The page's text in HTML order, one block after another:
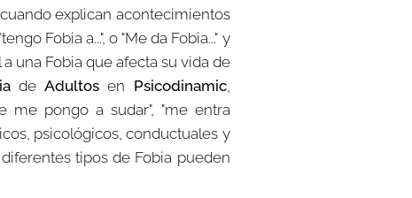
explican acontecimientos
Fobia a...", o "Me da Fobia..." y
una Fobia que afecta su vida de
deAdultos en Psicodinamic,
me pongo a sudar", "me entra
psicológicos, conductuales y
tipos de Fobia pueden